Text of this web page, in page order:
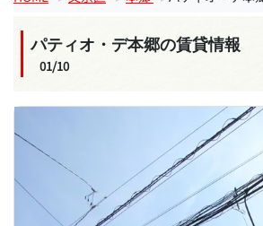
パティオ・デ本郷の賃貸情報
01/10